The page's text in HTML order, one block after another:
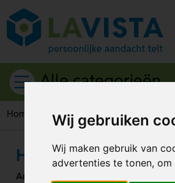
Wij gebruiken
Wij maken gebruik van
advertenties te tonen,
Alle categorieën
Home Badproducten Zeep
Handzeep in folie
Artikelnummer: